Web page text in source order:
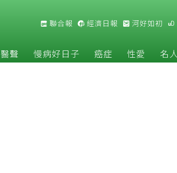
聯合報 經濟日報 河好如初
醫聲 慢病好日子 癌症 性愛 名人